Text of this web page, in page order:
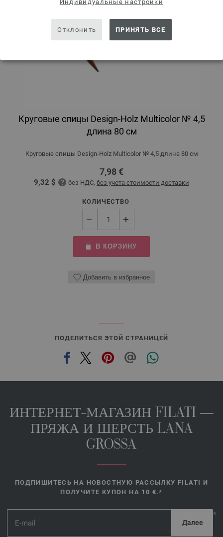
Индивидуальные настройки
Отклонить ПРИНЯТЬ ВСЕ
Круговые спицы Design-Holz Multicolor № 4,5
длина 80 см
Круговые спицы Design-Holz Multicolor № 4,5 длина 80 см
7,98 €
9,32 $ без НДС, без учета стоимости доставки
КОЛИЧЕСТВО
В КОРЗИНУ
Добавить в избранное
ПОДЕЛИТЬСЯ ЭТОЙ СТРАНИЦЕЙ
ИНТЕРНЕТ-МАГАЗИН FILATI —
ПРЯЖА И ШЕРСТЬ LANA
GROSSA
ПОДПИШИТЕСЬ НА НОВОСТНУЮ РАССЫЛКУ FILATI И
ПОЛУЧИТЕ КУПОН НА 10 €.*
*